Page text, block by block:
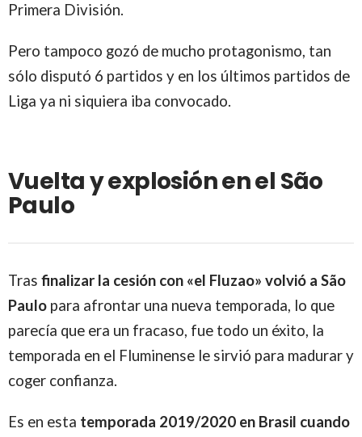
Primera División.
Pero tampoco gozó de mucho protagonismo, tan
sólo disputó 6 partidos y en los últimos partidos de
Liga ya ni siquiera iba convocado.
Vuelta y explosión en el São
Paulo
Tras finalizar la cesión con «el Fluzao» volvió a São
Paulo para afrontar una nueva temporada, lo que
parecía que era un fracaso, fue todo un éxito, la
temporada en el Fluminense le sirvió para madurar y
coger confianza.
Es en esta temporada 2019/2020 en Brasil cuando